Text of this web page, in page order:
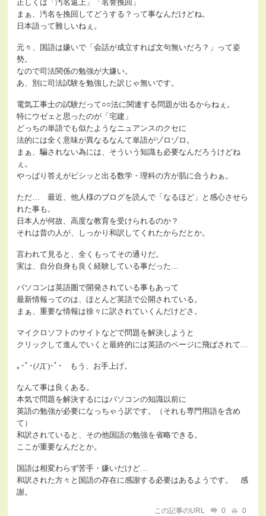
正しくは「汚名返上」「名誉挽回」
まぁ、汚名を挽回してどうする？って事なんだけどね。
日本語って難しいねぇ。
元々、国語は嫌いで「会話が成立すれば文句無いだろ？」って姿
勢。
なので司法関係の勉強が大嫌い。
あ、別に司法試験を勉強した訳じゃ無いです。
電気工事士の試験だって○○法に関連する問題が出るからねぇ。
特にウゼェと思ったのが「宅建」
どっちの単語でも似たようなニュアンスのクセに
法的には全く意味が異なるなんて単語がゾロゾロ。
まぁ、騙されない為には、そういう知識も必要なんだろうけどね
ぇ。
やっぱり答えがピシッと出る数学・理科の方が肌に合うわぁ。
ただ… 最近、他人様のブログを読んで「なるほど」と感心させら
れた事も。
日本人が何故、高度な教育を受けられるのか？
それは昔の人が、しっかり和訳してくれたからだとか。
言われて見ると、全くもってその通りだ。
実は、自分自身も良く経験している事だった…
パソコンは英語圏で開発されている事もあって
最新情報ってのは、ほとんど英語で公開されている。
まぁ、重要な情報は徐々に訳されていくんだけどさ。
マイクロソフトのサイトなどで問題を解決しようと
クリックして進んでいくと最終的には英語のページに飛ばされて…
｡･ﾟ･(ﾉД`)･ﾟ･ もう、お手上げ。
なんて事は良くある。
本気で問題を解決するにはパソコンの知識以前に
英語の勉強が必要になっちゃう訳です。（それも専門用語を含め
て）
和訳されていると、その他国語の勉強を省略できる。
ここが重要なんだとか。
国語は相変わらず苦手・嫌いだけど…
和訳された方々と国語の存在に感謝する必要はあるようです。 感
謝。
この記事のURL 0 0